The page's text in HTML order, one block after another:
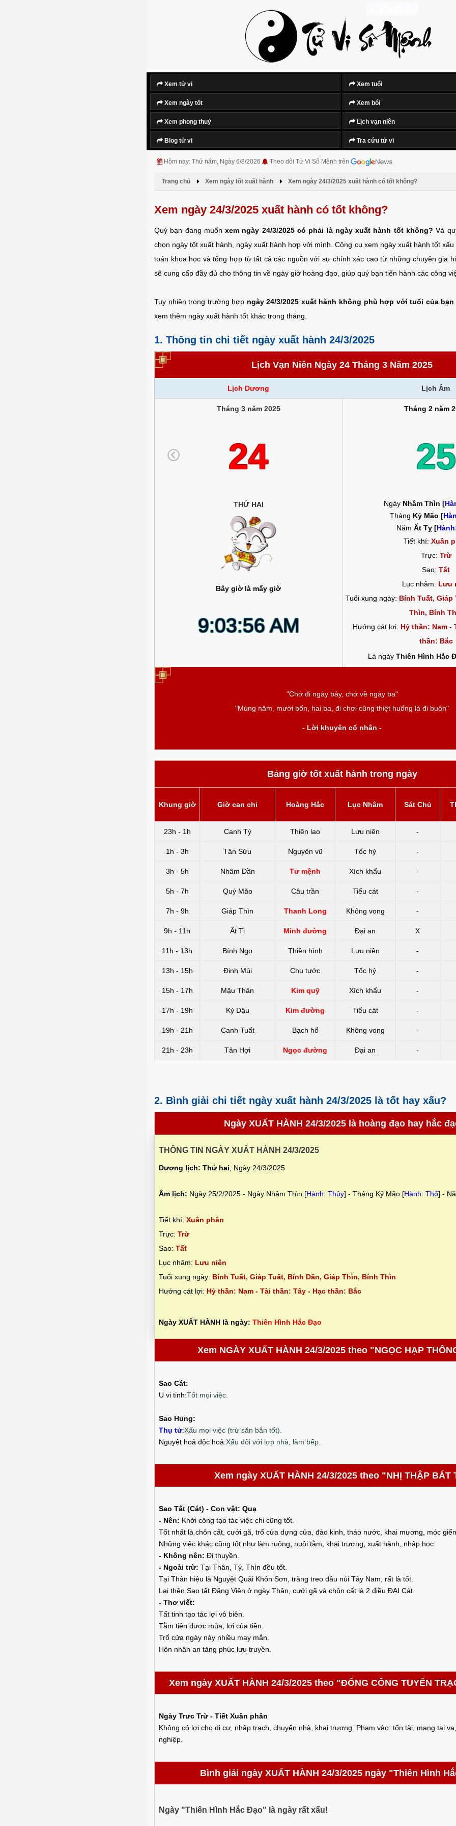
Xem tử vi Xem tuổi
Xem ngày tốt Xem bói
Xem phong thuỷ Lịch vạn niên
Blog tử vi Tra cứu tử vi
Hôm nay: Thứ năm, Ngày 6/8/2026 Theo dõi Tử Vi Số Mệnh trên
Trang chủ Xem ngày tốt xuất hành Xem ngày 24/3/2025 xuất hành có tốt không?
Xem ngày 24/3/2025 xuất hành có tốt không?
Quý bạn đang muốnxem ngày 24/3/2025 có phải là ngày xuất hành tốt không? Và
chọn ngày tốt xuất hành, ngày xuất hành hợp với mình. Công cụ xem ngày xuất hành tốt
toán khoa học và tổng hợp từ tất cả các nguồn với sự chính xác cao từ những chuyên gia
sẽ cung cấp đầy đủ cho thông tin về ngày giờ hoàng đạo, giúp quý bạn tiến hành các công
Tuy nhiên trong trường hợp ngày 24/3/2025 xuất hành không phù hợp với tuổi của bạn
xem thêm ngày xuất hành tốt khác trong tháng.
1. Thông tin chi tiết ngày xuất hành 24/3/2025
Lịch Vạn Niên Ngày 24 Tháng 3 Năm 2025
Lịch Dương Lịch Âm
Tháng 3 năm 2025 Tháng 2 năm
24 25
THỨ HAI
Bây giờ là mấy giờ
9:03:57 AM
Ngày Nhâm Thìn [
Tháng Kỷ Mão [
Năm Ất Tỵ [
Tiết khí: Xuân
Trực: Trừ
Sao: Tất
Lục nhâm: Lưu
Tuổi xung ngày: Bính Tuất, Giáp
Thìn, Bính
Hướng cát lợi: Hỷ thần: Nam -
thần: Bắc
Là ngày Thiên Hình Hắc
"Chớ đi ngày bảy, chớ về ngày ba"
"Mùng năm, mười bốn, hai ba, đi chơi cũng thiệt huống là đi buôn"
- Lời khuyên cổ nhân -
Bảng giờ tốt xuất hành trong ngày
Khung giờ Giờ can chi Hoàng Hắc Lục Nhâm Sát Chủ
23h - 1h Canh Tý Thiên lao Lưu niên -
1h - 3h Tân Sửu Nguyên vũ Tốc hỷ -
3h - 5h Nhâm Dần Tư mệnh Xích khẩu -
5h - 7h Quý Mão Câu trần Tiểu cát -
7h - 9h Giáp Thìn Thanh Long Không vong -
9h - 11h Ất Tị Minh đường Đại an X
11h - 13h Bính Ngọ Thiên hình Lưu niên -
13h - 15h Đinh Mùi Chu tước Tốc hỷ -
15h - 17h Mậu Thân Kim quỹ Xích khẩu -
17h - 19h Kỷ Dậu Kim đường Tiểu cát -
19h - 21h Canh Tuất Bạch hổ Không vong -
21h - 23h Tân Hợi Ngọc đường Đại an -
2. Bình giải chi tiết ngày xuất hành 24/3/2025 là tốt hay xấu?
Ngày XUẤT HÀNH 24/3/2025 là hoàng đạo hay hắc
THÔNG TIN NGÀY XUẤT HÀNH 24/3/2025
Dương lịch: Thứ hai , Ngày 24/3/2025
Âm lịch: Ngày 25/2/2025 - Ngày Nhâm Thìn [Hành: Thủy] - Tháng Kỷ Mão [Hành: Thổ] -
Tiết khí: Xuân phân
Trực: Trừ
Sao: Tất
Lục nhâm: Lưu niên
Tuổi xung ngày: Bính Tuất, Giáp Tuất, Bính Dần, Giáp Thìn, Bính Thìn
Hướng cát lợi: Hỷ thần: Nam - Tài thần: Tây - Hạc thần: Bắc
Ngày XUẤT HÀNH là ngày: Thiên Hình Hắc Đạo
Xem NGÀY XUẤT HÀNH 24/3/2025 theo "NGỌC HẠP
Sao Cát:
U vi tinh:Tốt mọi việc.
Sao Hung:
Thụ tử:Xấu mọi việc (trừ săn bắn tốt).
Nguyệt hoả độc hoả:Xấu đối với lợp nhà, làm bếp.
Xem ngày XUẤT HÀNH 24/3/2025 theo "NHỊ THẬP BÁT
Sao Tất (Cát) - Con vật: Quạ
- Nên: Khởi công tạo tác việc chi cũng tốt.
Tốt nhất là chôn cất, cưới gã, trổ cửa dựng cửa, đào kinh, tháo nước, khai mương, móc
Những việc khác cũng tốt như làm ruộng, nuôi tằm, khai trương, xuất hành, nhập học
- Không nên: Đi thuyền.
- Ngoài trừ: Tại Thân, Tý, Thìn đều tốt.
Tại Thân hiệu là Nguyệt Quải Khôn Sơn, trăng treo đầu núi Tây Nam, rất là tốt.
Lại thên Sao tất Đăng Viên ở ngày Thân, cưới gã và chôn cất là 2 điều ĐẠI Cát.
- Thơ viết:
Tất tinh tạo tác lợi vô biên.
Tằm tiện được mùa, lợi của tiền.
Trổ cửa ngày này nhiều may mắn.
Hôn nhân an táng phúc lưu truyền.
Xem ngày XUẤT HÀNH 24/3/2025 theo "ĐỔNG CÔNG TUYỂN
Ngày Trưc Trừ - Tiết Xuân phân
Không có lợi cho di cư, nhập trạch, chuyển nhà, khai trương. Phạm vào: tổn tài, mang tai
nghiệp.
Bình giải ngày XUẤT HÀNH 24/3/2025 ngày "Thiên Hình
Ngày "Thiên Hình Hắc Đạo" là ngày rất xấu!